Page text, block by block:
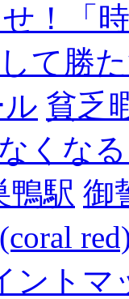
！「
て勝
貧乏
くな
鴨駅 御
ントマ